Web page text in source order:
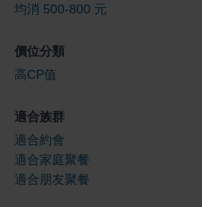
均消 500-800 元
價位分類
高CP值
適合族群
適合約會
適合家庭聚餐
適合朋友聚餐